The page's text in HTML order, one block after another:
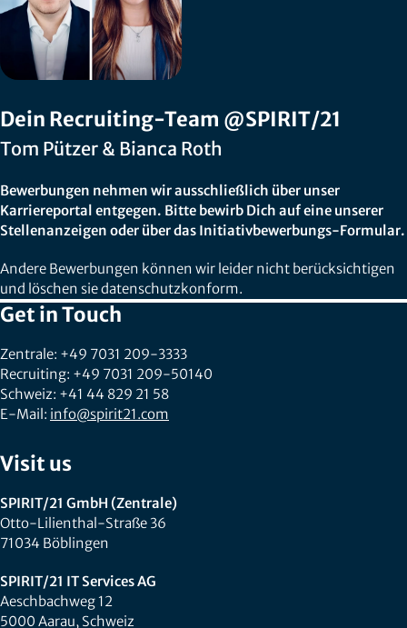
Dein Recruiting-Team @SPIRIT/21
Tom Pützer & Bianca Roth
Bewerbungen nehmen wir ausschließlich über unser
Karriereportal entgegen. Bitte bewirb Dich auf eine unserer
Stellenanzeigen oder über das Initiativbewerbungs-Formular.
Andere Bewerbungen können wir leider nicht berücksichtigen
und löschen sie datenschutzkonform.
Get in Touch
Zentrale: +49 7031 209-3333
Recruiting: +49 7031 209-50140
Schweiz: +41 44 829 21 58
E-Mail: info@spirit21.com
Visit us
SPIRIT/21 GmbH (Zentrale)
Otto-Lilienthal-Straße 36
71034 Böblingen
SPIRIT/21 IT Services AG
Aeschbachweg 12
5000 Aarau, Schweiz